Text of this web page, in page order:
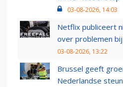
03-08-2026, 14:03
Netflix publiceert
over problemen
03-08-2026, 13:22
Brussel geeft
Nederlandse